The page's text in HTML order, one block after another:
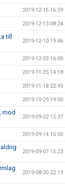
2019-12-15 16:59
2019-12-13 08:24
till
2019-12-10 19:46
2019-12-03 16:00
2019-11-25 14:18
2019-11-18 22:45
2019-10-29 19:00
mod
2019-09-22 15:37
2019-09-14 15:00
2019-09-07 15:23
2019-08-30 22:19